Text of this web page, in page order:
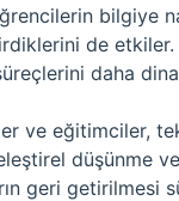
bilgiye
de
daha
ve eğitimciler,
düşünme
geri getirilmesi